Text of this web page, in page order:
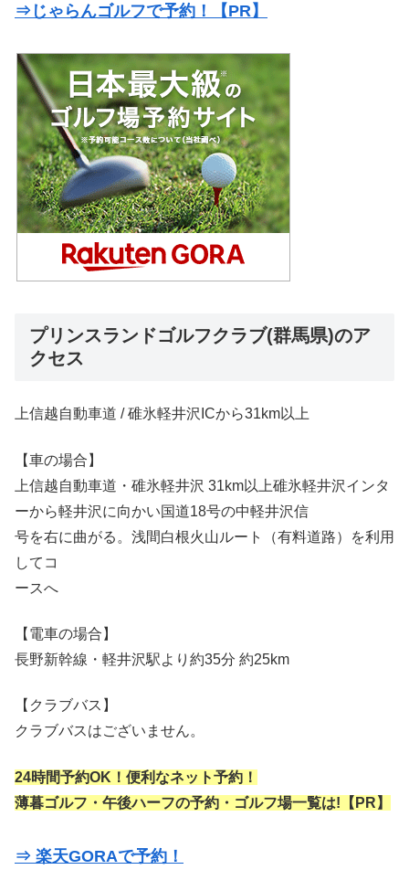
⇒じゃらんゴルフで予約！【PR】
プリンスランドゴルフクラブ(群馬県)のア
クセス
上信越自動車道 / 碓氷軽井沢ICから31km以上
【車の場合】
上信越自動車道・碓氷軽井沢 31km以上碓氷軽井沢インタ
ーから軽井沢に向かい国道18号の中軽井沢信
号を右に曲がる。浅間白根火山ルート（有料道路）を利用
してコ
ースへ
【電車の場合】
長野新幹線・軽井沢駅より約35分 約25km
【クラブバス】
クラブバスはございません。
24時間予約OK！便利なネット予約！
薄暮ゴルフ・午後ハーフの予約・ゴルフ場一覧は!【PR】
⇒ 楽天GORAで予約！